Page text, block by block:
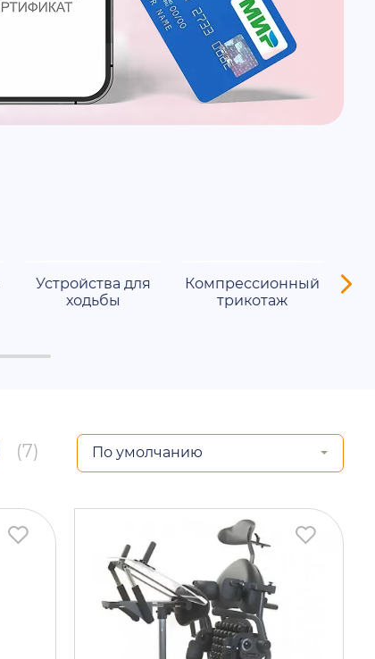
Устройства для
ходьбы
Компрессионный
трикотаж
(7)